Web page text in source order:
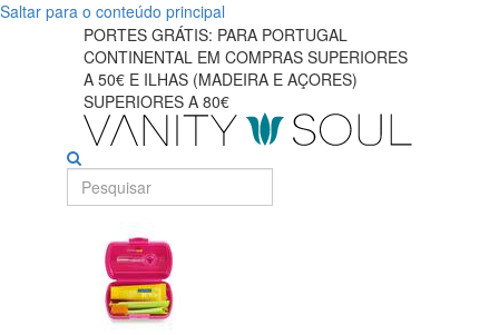
Saltar para o conteúdo principal
PORTES GRÁTIS: PARA PORTUGAL
CONTINENTAL EM COMPRAS SUPERIORES
A 50€ E ILHAS (MADEIRA E AÇORES)
SUPERIORES A 80€